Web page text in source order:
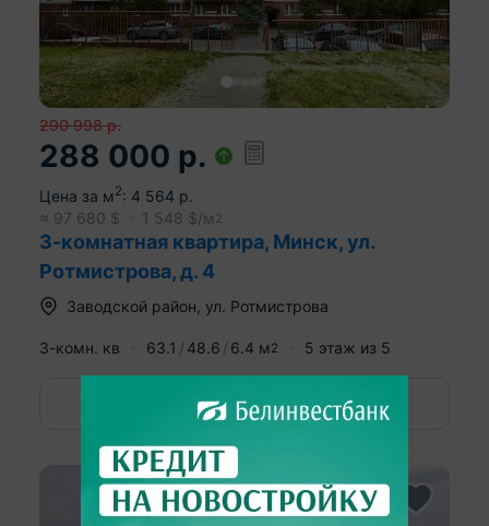
290 998 р.
288 000 р.
Цена за м2: 4 564 р.
≈ 97 680 $ 1 548 $/м 2
3-комнатная квартира, Минск, ул.
Ротмистрова, д. 4
Заводской район ул. Ротмистрова
3-комн. кв 63.1 48.6 6.4 м2 5 этаж из 5
Показать номер